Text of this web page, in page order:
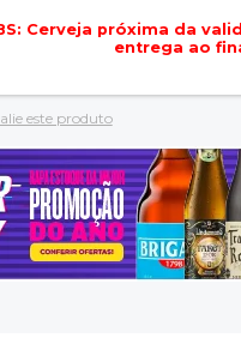
Cerveja próxima da
entrega ao
este produto